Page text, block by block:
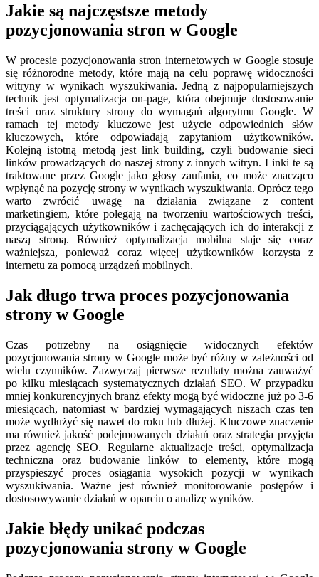
Jakie są najczęstsze metody
pozycjonowania stron w Google
W procesie pozycjonowania stron internetowych w Google stosuje
się różnorodne metody, które mają na celu poprawę widoczności
witryny w wynikach wyszukiwania. Jedną z najpopularniejszych
technik jest optymalizacja on-page, która obejmuje dostosowanie
treści oraz struktury strony do wymagań algorytmu Google. W
ramach tej metody kluczowe jest użycie odpowiednich słów
kluczowych, które odpowiadają zapytaniom użytkowników.
Kolejną istotną metodą jest link building, czyli budowanie sieci
linków prowadzących do naszej strony z innych witryn. Linki te są
traktowane przez Google jako głosy zaufania, co może znacząco
wpłynąć na pozycję strony w wynikach wyszukiwania. Oprócz tego
warto zwrócić uwagę na działania związane z content
marketingiem, które polegają na tworzeniu wartościowych treści,
przyciągających użytkowników i zachęcających ich do interakcji z
naszą stroną. Również optymalizacja mobilna staje się coraz
ważniejsza, ponieważ coraz więcej użytkowników korzysta z
internetu za pomocą urządzeń mobilnych.
Jak długo trwa proces pozycjonowania
strony w Google
Czas potrzebny na osiągnięcie widocznych efektów
pozycjonowania strony w Google może być różny w zależności od
wielu czynników. Zazwyczaj pierwsze rezultaty można zauważyć
po kilku miesiącach systematycznych działań SEO. W przypadku
mniej konkurencyjnych branż efekty mogą być widoczne już po 3-6
miesiącach, natomiast w bardziej wymagających niszach czas ten
może wydłużyć się nawet do roku lub dłużej. Kluczowe znaczenie
ma również jakość podejmowanych działań oraz strategia przyjęta
przez agencję SEO. Regularne aktualizacje treści, optymalizacja
techniczna oraz budowanie linków to elementy, które mogą
przyspieszyć proces osiągania wysokich pozycji w wynikach
wyszukiwania. Ważne jest również monitorowanie postępów i
dostosowywanie działań w oparciu o analizę wyników.
Jakie błędy unikać podczas
pozycjonowania strony w Google